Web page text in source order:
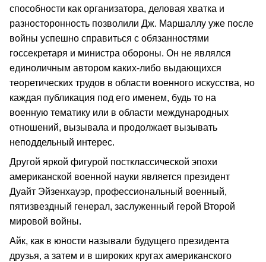
способности как организатора, деловая хватка и
разносторонность позволили Дж. Маршаллу уже после
войны успешно справиться с обязанностями
госсекретаря и министра обороны. Он не являлся
единоличным автором каких-либо выдающихся
теоретических трудов в области военного искусства, но
каждая публикация под его именем, будь то на
военную тематику или в области международных
отношений, вызывала и продолжает вызывать
неподдельный интерес.
Другой яркой фигурой постклассической эпохи
американской военной науки является президент
Дуайт Эйзенхауэр, профессиональный военный,
пятизвездный генерал, заслуженный герой Второй
мировой войны.
Айк, как в юности называли будущего президента
друзья, а затем и в широких кругах американского